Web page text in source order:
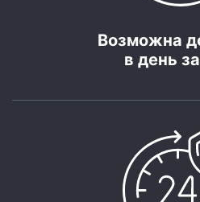
Возможна
в день